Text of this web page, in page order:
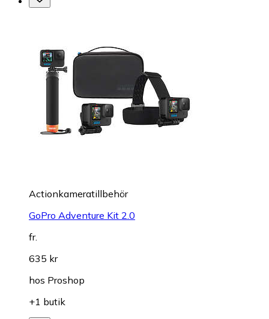
Actionkameratillbehör
GoPro Adventure Kit 2.0
fr.
635 kr
hos Proshop
+1 butik